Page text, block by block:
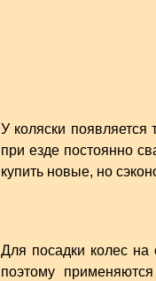
У коляски появляется
при езде постоянно
купить новые, но
Для посадки колес
поэтому